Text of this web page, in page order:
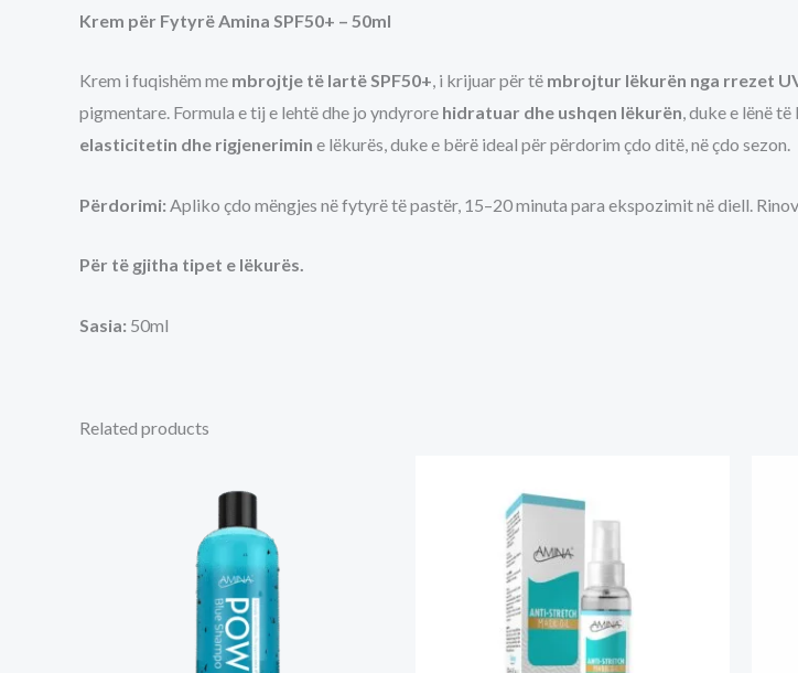
Krem për Fytyrë Amina SPF50+ – 50ml
Krem i fuqishëm me mbrojtje të lartë SPF50+, i krijuar për të mbrojtur lëkurën nga rrezet
pigmentare. Formula e tij e lehtë dhe jo yndyrore hidratuar dhe ushqen lëkurën, duke e lënë
elasticitetin dhe rigjenerimin e lëkurës, duke e bërë ideal për përdorim çdo ditë, në çdo sezon.
Përdorimi: Apliko çdo mëngjes në fytyrë të pastër, 15–20 minuta para ekspozimit në diell.
Për të gjitha tipet e lëkurës.
Sasia: 50ml
Related products